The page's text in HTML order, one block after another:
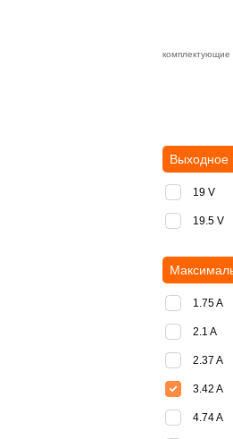
комплектующие
Выходное
19 V
19.5 V
1.75 A
2.1 A
2.37 A
3.42 A
4.74 A